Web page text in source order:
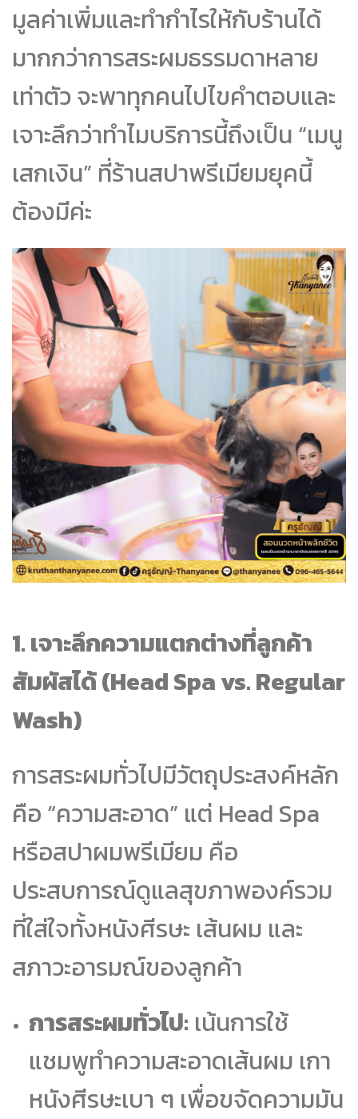
มูลค่าเพิ่มและทำกำไรให้กับร้านได้
มากกว่าการสระผมธรรมดาหลาย
เท่าตัว จะพาทุกคนไปไขคำตอบและ
เจาะลึกว่าทำไมบริการนี้ถึงเป็น “เมนู
เสกเงิน” ที่ร้านสปาพรีเมียมยุคนี้
ต้องมีค่ะ
1. เจาะลึกความแตกต่างที่ลูกค้า
สัมผัสได้ (Head Spa vs. Regular
Wash)
การสระผมทั่วไปมีวัตถุประสงค์หลัก
คือ “ความสะอาด” แต่ Head Spa
หรือสปาผมพรีเมียม คือ
ประสบการณ์ดูแลสุขภาพองค์รวม
ที่ใส่ใจทั้งหนังศีรษะ เส้นผม และ
สภาวะอารมณ์ของลูกค้า
การสระผมทั่วไป: เน้นการใช้
แชมพูทำความสะอาดเส้นผม เกา
หนังศีรษะเบา ๆ เพื่อขจัดความมัน